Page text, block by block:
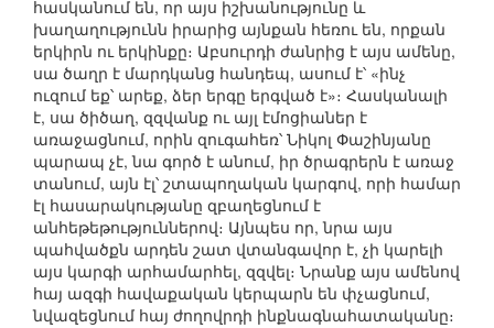
հասկանում են, որ այս իշխանությունը և
խաղաղությունն իրարից այնքան հեռու են, որքան
երկիրն ու երկինքը։ Աբսուրդի ժանրից է այս ամենը,
սա ծաղր է մարդկանց հանդեպ, ասում է՝ «ինչ
ուզում եք՝ արեք, ձեր երգը երգված է»։ Հասկանալի
է, սա ծիծաղ, զզվանք ու այլ էմոցիաներ է
առաջացնում, որին զուգահեռ՝ Նիկոլ Փաշինյանը
պարապ չէ, նա գործ է անում, իր ծրագրերն է առաջ
տանում, այն էլ՝ շտապողական կարգով, որի համար
էլ հասարակությանը զբաղեցնում է
անհեթեթություններով։ Այնպես որ, նրա այս
պահվածքն արդեն շատ վտանգավոր է, չի կարելի
այս կարգի արհամարհել, զզվել։ Նրանք այս ամենով
հայ ազգի հավաքական կերպարն են փչացնում,
նվազեցնում հայ ժողովրդի ինքնագնահատականը։